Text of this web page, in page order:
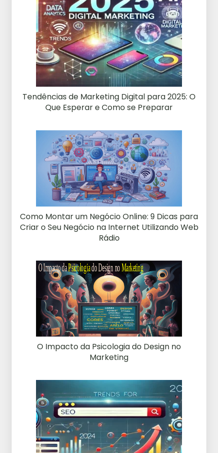
Tendências de Marketing Digital para 2025: O
Que Esperar e Como se Preparar
Como Montar um Negócio Online: 9 Dicas para
Criar o Seu Negócio na Internet Utilizando Web
Rádio
O Impacto da Psicologia do Design no
Marketing